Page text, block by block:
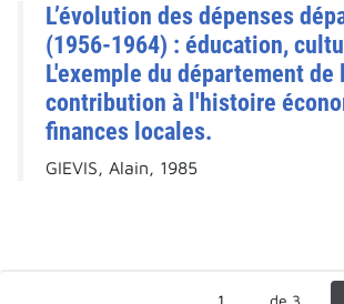
L’évolution des dépenses
(1956-1964) : éducation,
L'exemple du département de
contribution à l'histoire
finances locales.
GIEVIS, Alain, 1985